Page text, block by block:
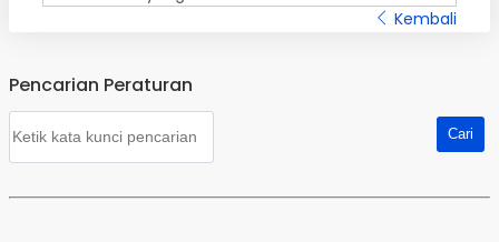
Kembali
Pencarian Peraturan